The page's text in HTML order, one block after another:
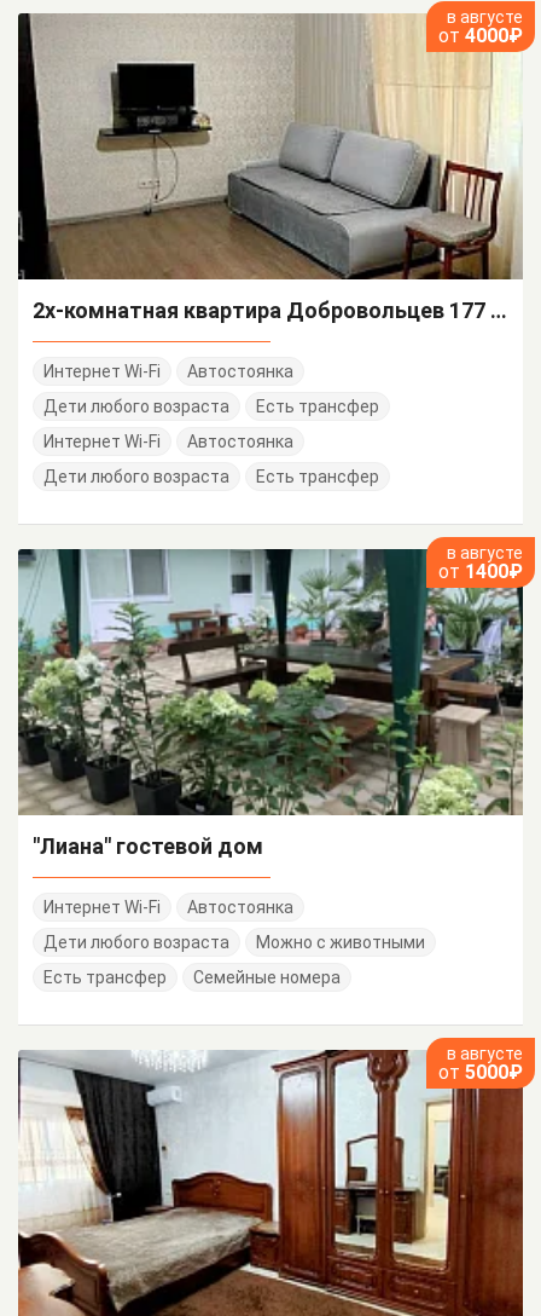
в августе
от 4000₽
2х-комнатная квартира Добровольцев 177 кв 6
Интернет Wi-Fi
Автостоянка
Дети любого возраста
Есть трансфер
Интернет Wi-Fi
Автостоянка
Дети любого возраста
Есть трансфер
в августе
от 1400₽
"Лиана" гостевой дом
Интернет Wi-Fi
Автостоянка
Дети любого возраста
Можно с животными
Есть трансфер
Семейные номера
в августе
от 5000₽